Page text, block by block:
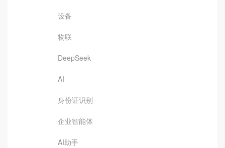
设备
物联
DeepSeek
AI
身份证识别
企业智能体
AI助手